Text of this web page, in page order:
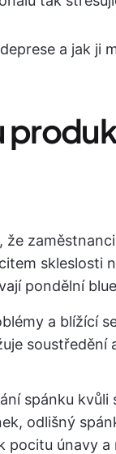
a jak ji
že
skleslosti
pondělní
a blížící
soustředění
spánku kvůli
odlišný
pocitu únavy